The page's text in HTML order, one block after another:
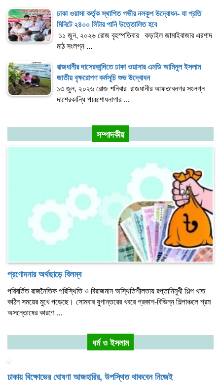
ঢাকা ওয়াসা কর্তৃক স্থাপিত গভীর নলকূপ উদ্বোধন- যা প্রতি
মিনিটে ২৪০০ লিটার পানি উত্তোলিত হবে
১১ জুন, ২০২৬ রোজ বৃহস্পতিবার কড়াইল জামাইবাজার এরশাদ
মাঠ সংলগ্ন ...
রাজধানীর দাসেরকান্দিতে ঢাকা ওয়াসার এমডি আমিনুল ইসলাম
জাতীয় বৃক্ষরোপণ কর্মসূচি শুভ উদ্বোধন
১৩ জুন, ২০২৬ রোজ শনিবার রাজধানীর আফতাবনগর সংলগ্ন
দাশেরকান্ধি পয়ঃশোধনাগার ...
সম্পাদকীয়
প্রণোদনার অর্থছাড়ে বিলম্ব
পরিবর্তিত রাজনৈতিক পরিস্থিতি ও বিরাজমান অস্থিতিশীলতায় রপ্তানিমুখী শিল্প খাত
কঠিন সময়ের মুখে পড়েছে। সোমবার যুগান্তরের খবরে প্রকাশ-বিভিন্ন শিল্পাঞ্চলে শ্রম
অসন্তোষের কারণে ...
ধর্ম ও ইসলাম
ঢাকায় বিক্ষোভের ঘোষণা আজহারির, উপস্থিত থাকবেন নিজেই